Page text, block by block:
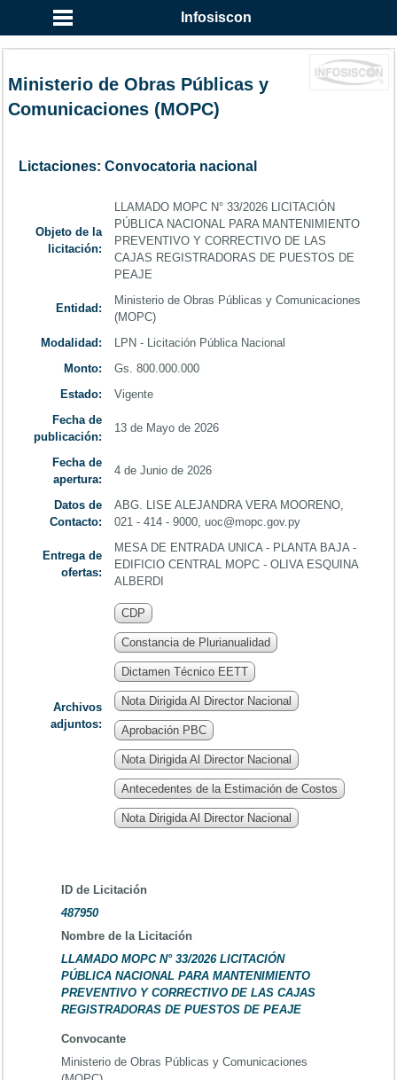
Infosiscon
Ministerio de Obras Públicas y
Comunicaciones (MOPC)
Lictaciones: Convocatoria nacional
Objeto de la
licitación:
LLAMADO MOPC N° 33/2026 LICITACIÓN
PÚBLICA NACIONAL PARA MANTENIMIENTO
PREVENTIVO Y CORRECTIVO DE LAS
CAJAS REGISTRADORAS DE PUESTOS DE
PEAJE
Entidad:
Ministerio de Obras Públicas y Comunicaciones
(MOPC)
Modalidad:
LPN - Licitación Pública Nacional
Monto:
Gs. 800.000.000
Estado:
Vigente
Fecha de
publicación:
13 de Mayo de 2026
Fecha de
apertura:
4 de Junio de 2026
Datos de
Contacto:
ABG. LISE ALEJANDRA VERA MOORENO,
021 - 414 - 9000, uoc@mopc.gov.py
Entrega de
ofertas:
MESA DE ENTRADA UNICA - PLANTA BAJA -
EDIFICIO CENTRAL MOPC - OLIVA ESQUINA
ALBERDI
Archivos
adjuntos:
CDP
Constancia de Plurianualidad
Dictamen Técnico EETT
Nota Dirigida Al Director Nacional
Aprobación PBC
Nota Dirigida Al Director Nacional
Antecedentes de la Estimación de Costos
Nota Dirigida Al Director Nacional
ID de Licitación
487950
Nombre de la Licitación
LLAMADO MOPC N° 33/2026 LICITACIÓN
PÚBLICA NACIONAL PARA MANTENIMIENTO
PREVENTIVO Y CORRECTIVO DE LAS CAJAS
REGISTRADORAS DE PUESTOS DE PEAJE
Convocante
Ministerio de Obras Públicas y Comunicaciones